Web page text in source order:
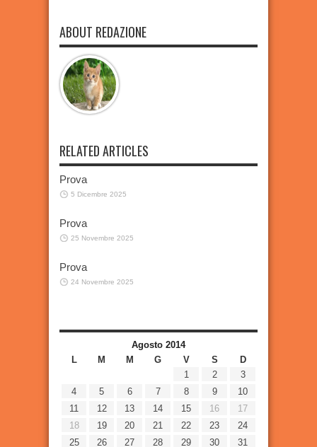
ABOUT REDAZIONE
RELATED ARTICLES
Prova
5 Dicembre 2025
Prova
25 Novembre 2025
Prova
24 Novembre 2025
Agosto 2014
L
M M G V S
D
1
2
3
4
5 6 7 8 9
10
11
12 13 14 15 16
17
18
19 20 21 22 23
24
25
26 27 28 29 30 31